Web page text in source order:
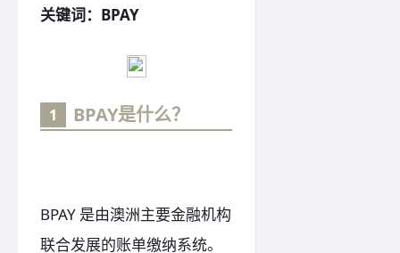
关键词：BPAY
1 BPAY是什么？
BPAY 是由澳洲主要金融机构
联合发展的账单缴纳系统。